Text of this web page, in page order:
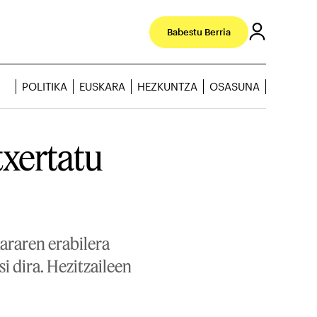
Babestu Berria
POLITIKA EUSKARA HEZKUNTZA OSASUNA
erabilera
dira. Hezitzaileen